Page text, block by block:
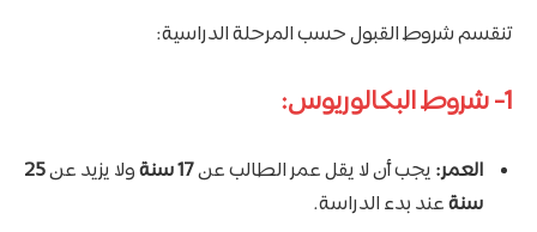
تنقسم شروط القبول حسب المرحلة الدراسية:
1- شروط البكالوريوس:
العمر: يجب أن لا يقل عمر الطالب عن17 سنة ولا يزيد عن25
سنةعند بدء الدراسة.